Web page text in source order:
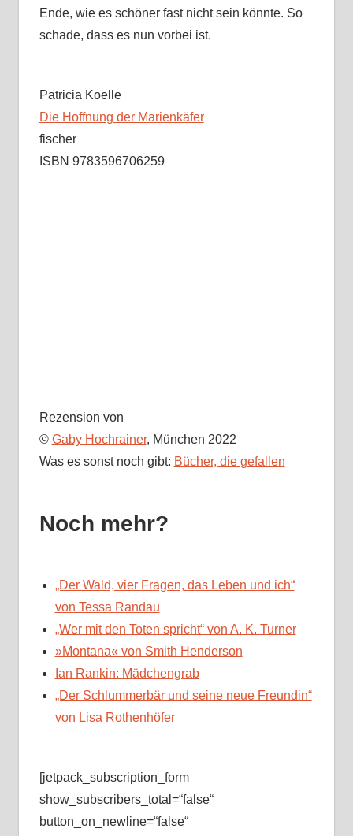
Ende, wie es schöner fast nicht sein könnte. So
schade, dass es nun vorbei ist.
Patricia Koelle
Die Hoffnung der Marienkäfer
fischer
ISBN 9783596706259
Rezension von
© Gaby Hochrainer, München 2022
Was es sonst noch gibt: Bücher, die gefallen
Noch mehr?
„Der Wald, vier Fragen, das Leben und ich“
von Tessa Randau
„Wer mit den Toten spricht“ von A. K. Turner
»Montana« von Smith Henderson
Ian Rankin: Mädchengrab
„Der Schlummerbär und seine neue Freundin“
von Lisa Rothenhöfer
[jetpack_subscription_form
show_subscribers_total=“false“
button_on_newline=“false“